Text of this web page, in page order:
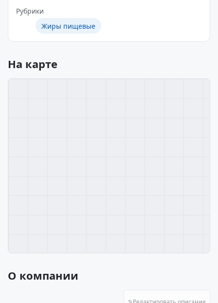
Рубрики
Жиры пищевые
На карте
О компании